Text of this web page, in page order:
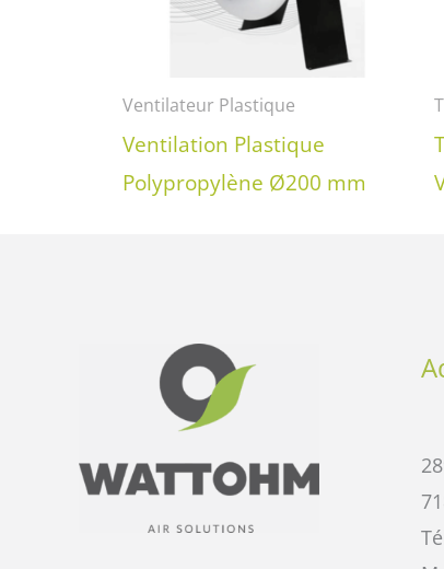
Ventilateur Plastique
Ventilation Plastique
Polypropylène Ø200 mm